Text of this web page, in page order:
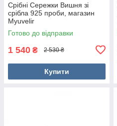
Срібні Сережки Вишня зі
срібла 925 проби, магазин
Myuvelir
Готово до відправки
1 540 ₴ 2 530 ₴
Купити